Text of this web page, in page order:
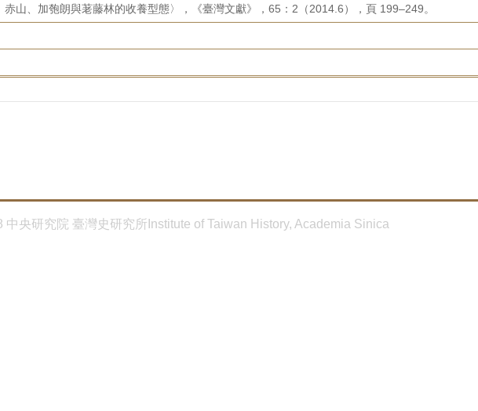
赤山、加匏朗與荖藤林的收養型態〉，《臺灣文獻》，65：2（2014.6），頁 199–249。
中央研究院 臺灣史研究所Institute of Taiwan History, Academia Sinica